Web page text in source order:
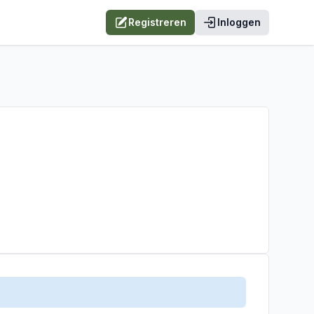
Registreren Inloggen